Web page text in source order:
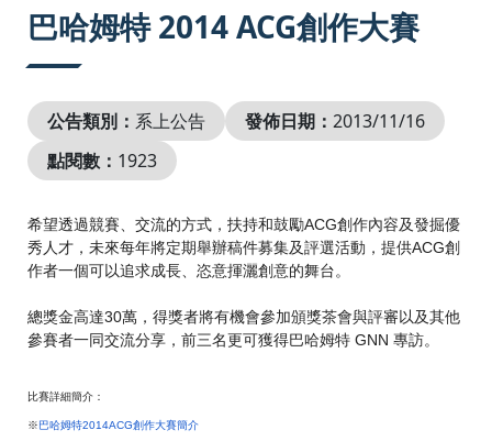
巴哈姆特 2014 ACG創作大賽
公告類別： 系上公告 發佈日期： 2013/11/16
點閱數： 1923
希望透過競賽、交流的方式， 扶持和鼓勵ACG創作內容及發掘優
秀人才， 未來每年將定期舉辦稿件募集及評選活動， 提供ACG創
作者一個可以追求成長、恣意揮灑創意的舞台。
總獎金高達30萬， 得獎者將有機會參加頒獎茶會與評審以及其他
參賽者一同交流分享， 前三名更可獲得巴哈姆特 GNN 專訪。
比賽詳細簡介：
※巴哈姆特2014ACG創作大賽簡介